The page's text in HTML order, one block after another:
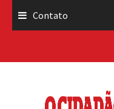
Contato